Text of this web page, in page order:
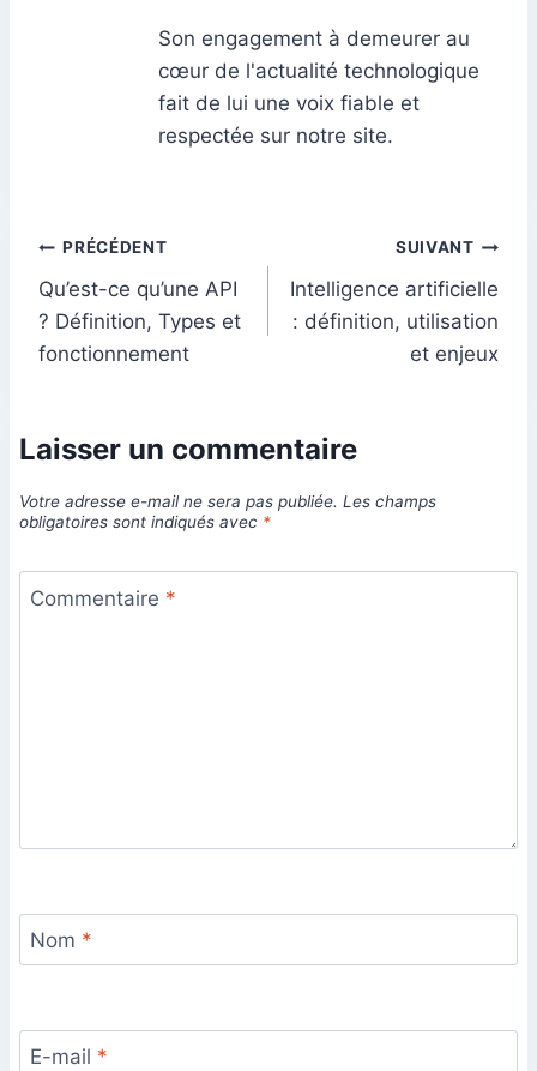
Son engagement à demeurer au
cœur de l'actualité technologique
fait de lui une voix fiable et
respectée sur notre site.
Navigation
de
l’article
PRÉCÉDENT
Qu’est-ce qu’une API
? Définition, Types et
fonctionnement
SUIVANT
Intelligence artificielle
: définition, utilisation
et enjeux
Laisser un commentaire
Votre adresse e-mail ne sera pas publiée. Les champs
obligatoires sont indiqués avec *
Commentaire *
Nom *
E-mail *